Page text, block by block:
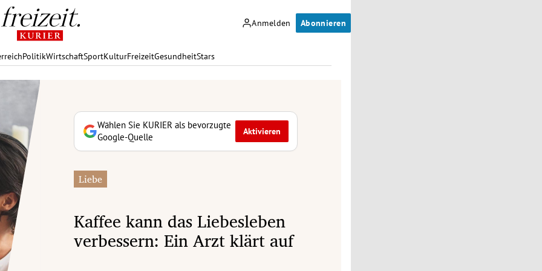
Anmelden Abonnieren
PolitikWirtschaftSportKulturFreizeitGesundheitStars
Wählen Sie KURIER als bevorzugte
Google-Quelle
Aktivieren
Liebe
Kaffee kann das Liebesleben
verbessern: Ein Arzt klärt auf